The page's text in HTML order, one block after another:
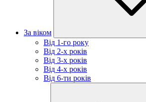
За віком
Від 1-го року
Від 2-х років
Від 3-х років
Від 4-х років
Від 6-ти років